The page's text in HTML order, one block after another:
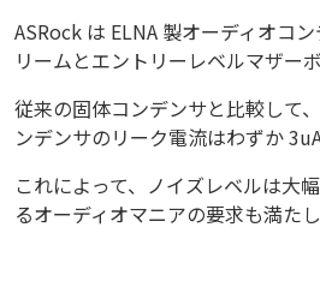
ASRock は ELNA 製オーディオコ
リームとエントリーレベルマザー
従来の固体コンデンサと比較して
ンデンサのリーク電流はわずか 3uA
これによって、ノイズレベルは大
るオーディオマニアの要求も満た